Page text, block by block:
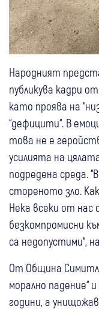
Народният
публикува кадри
като проява на
“дефицити“. В
това не е
усилията на
подредена среда.
стореното зло.
Нека всеки от нас
безкомпромисни
са недопустими“,
От Община
морално падение“
години, а